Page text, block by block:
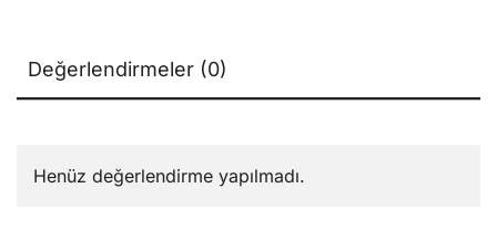
Değerlendirmeler (0)
Henüz değerlendirme yapılmadı.